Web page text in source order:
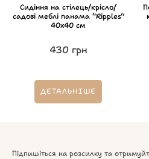
Сидіння на стілець/крісло/
садові меблі панама “Ripples”
40х40 см
430 грн
ДЕТАЛЬНІШЕ
Підпишіться на розсилку та